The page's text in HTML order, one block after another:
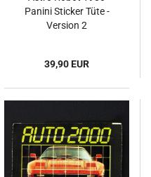
Panini Sticker Tüte -
Version 2
39,90 EUR